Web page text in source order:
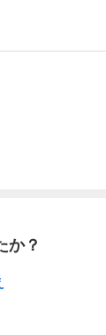
か？